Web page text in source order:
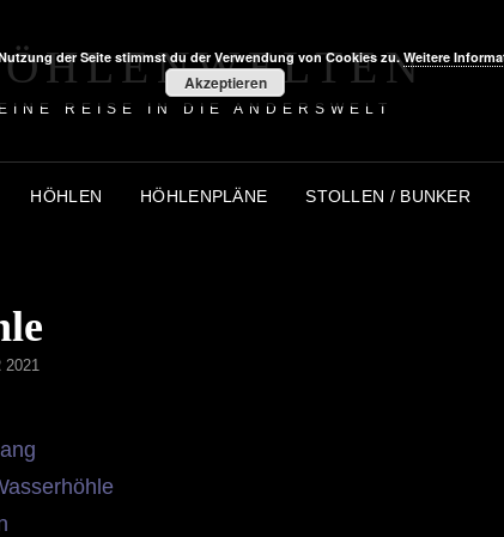
EINE REISE IN DIE ANDERSWELT
HÖHLEN HÖHLENPLÄNE STOLLEN / BUNKER
2021
der Seite stimmst du der Verwendung von Cookies zu.Weitere
Akzeptieren